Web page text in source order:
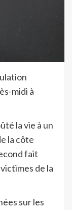
midi à
la vie à un
la côte
fait
de la
sur les